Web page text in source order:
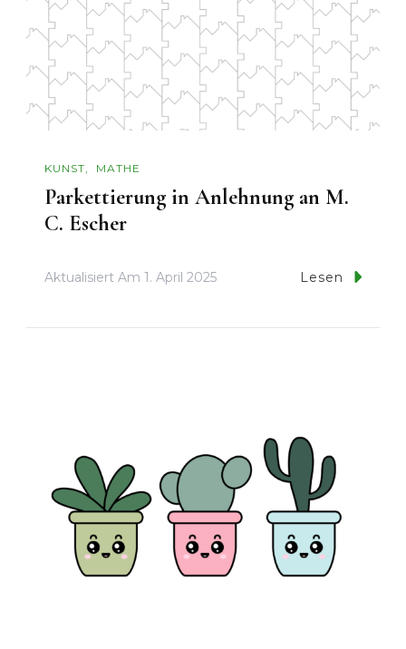
KUNST MATHE
Parkettierung in Anlehnung an M.
C. Escher
Aktualisiert Am 1. April 2025 Lesen